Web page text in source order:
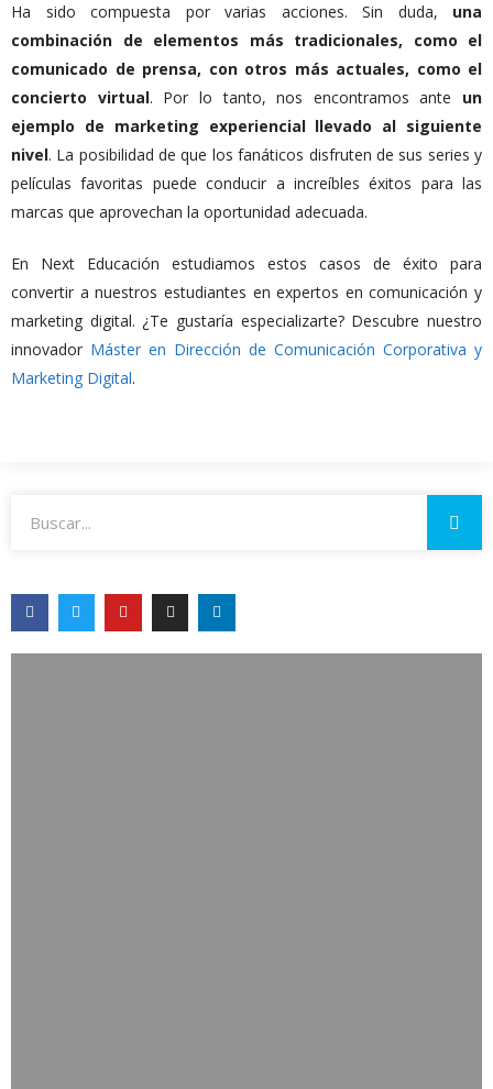
Ha sido compuesta por varias acciones. Sin duda, una
combinación de elementos más tradicionales, como el
comunicado de prensa, con otros más actuales, como el
concierto virtual. Por lo tanto, nos encontramos ante un
ejemplo de marketing experiencial llevado al siguiente
nivel. La posibilidad de que los fanáticos disfruten de sus series y
películas favoritas puede conducir a increíbles éxitos para las
marcas que aprovechan la oportunidad adecuada.
En Next Educación estudiamos estos casos de éxito para
convertir a nuestros estudiantes en expertos en comunicación y
marketing digital. ¿Te gustaría especializarte? Descubre nuestro
innovador Máster en Dirección de Comunicación Corporativa y
Marketing Digital.